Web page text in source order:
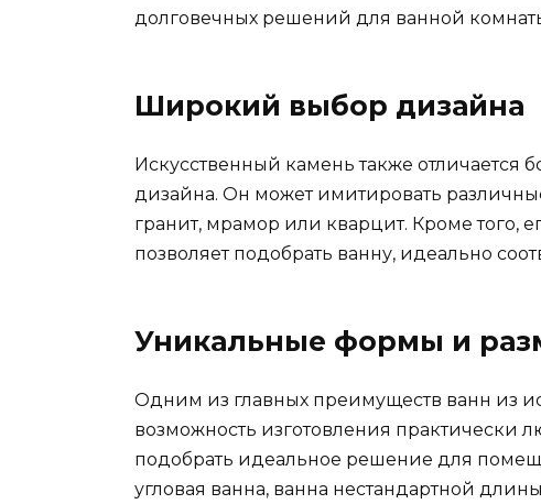
долговечных решений для ванной
Широкий выбор дизайна
Искусственный камень также отличается
дизайна. Он может имитировать
гранит, мрамор или кварцит. Кроме того,
позволяет подобрать ванну, идеально
Уникальные формы и
Одним из главных преимуществ ванн из
возможность изготовления практически
подобрать идеальное решение для
угловая ванна, ванна нестандартной